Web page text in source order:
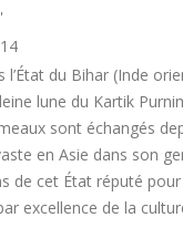
du Bihar (Inde
lune du Kartik
sont échangés
en Asie dans son
de cet État réputé
excellence de la